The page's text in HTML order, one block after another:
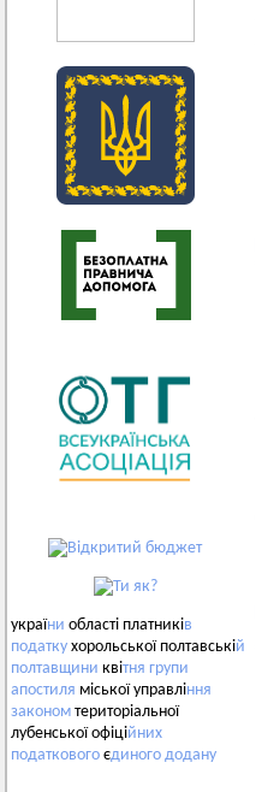
україни області платників
податку хорольської полтавській
полтавщини квітня групи
апостиля міської управління
законом територіальної
лубенської офіційних
податкового єдиного додану